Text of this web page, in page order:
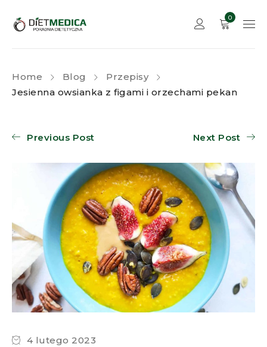
0
Home Blog
Przepisy
Jesienna owsianka z figami i orzechami pekan
Previous Post Next Post
4 lutego 2023